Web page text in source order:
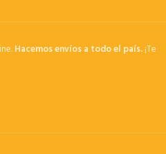
Hacemos envíos a todo el país.¡Te